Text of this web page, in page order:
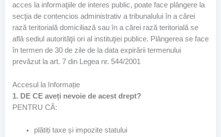
acces la informaţiile de interes public, poate face plângere la
secţia de contencios administrativ a tribunalului în a cărei
rază teritorială domiciliază sau în a cărei rază teritorială se
află sediul autorităţii ori al instituţiei publice. Plângerea se face
în termen de 30 de zile de la data expirării termenului
prevăzut la art. 7 din Legea nr. 544/2001
Accesul la Informație
1. DE CE aveți nevoie de acest drept?
PENTRU CĂ:
plătiți taxe și impozite statului